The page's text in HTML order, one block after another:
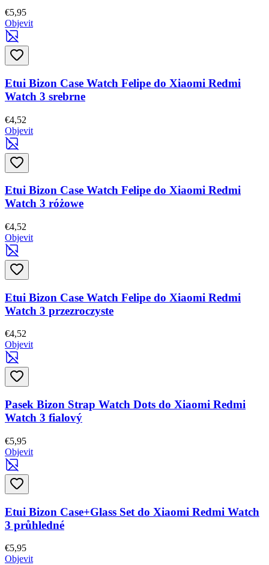
€5,95
Objevit
Etui Bizon Case Watch Felipe do Xiaomi Redmi
Watch 3 srebrne
€4,52
Objevit
Etui Bizon Case Watch Felipe do Xiaomi Redmi
Watch 3 różowe
€4,52
Objevit
Etui Bizon Case Watch Felipe do Xiaomi Redmi
Watch 3 przezroczyste
€4,52
Objevit
Pasek Bizon Strap Watch Dots do Xiaomi Redmi
Watch 3 fialový
€5,95
Objevit
Etui Bizon Case+Glass Set do Xiaomi Redmi Watch
3 průhledné
€5,95
Objevit